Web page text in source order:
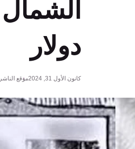
دولار
كانون الأول 31, 2024 موقع الناشر